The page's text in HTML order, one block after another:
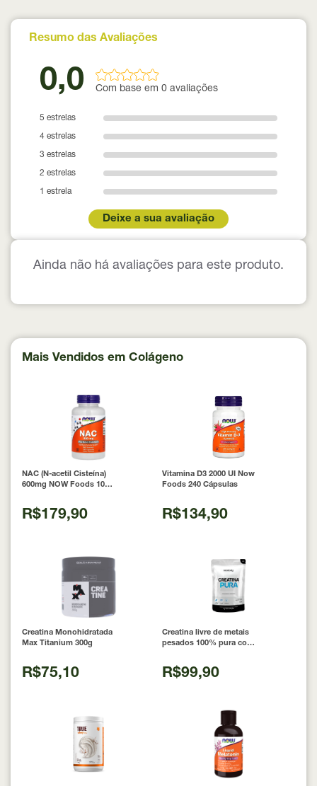
Resumo das Avaliações
0,0 Com base em 0 avaliações
5 estrelas
4 estrelas
3 estrelas
2 estrelas
1 estrela
Deixe a sua avaliação
Ainda não há avaliações para este produto.
Mais Vendidos em Colágeno
NAC (N-acetil Cisteína)
600mg NOW Foods 100
R$179,90
Vitamina D3 2000 UI Now
Foods 240 Cápsulas
R$134,90
Creatina Monohidratada
Max Titanium 300g
R$75,10
Creatina livre de metais
pesados 100% pura com
Nutrition
R$99,90